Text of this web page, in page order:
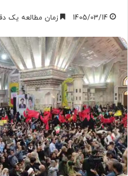
1405/03/14 زمان مطالعه یک